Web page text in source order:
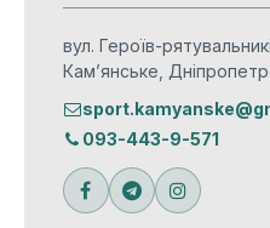
вул. Героїв-
Кам’янське,
093-443-9-571